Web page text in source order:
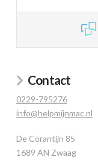
Contact
0229-795276
info@helpmijnmac.nl
De Corantijn 85
1689 AN Zwaag